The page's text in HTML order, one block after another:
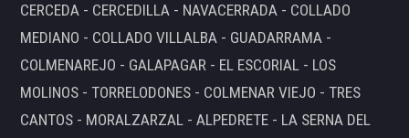
CERCEDA - CERCEDILLA - NAVACERRADA - COLLADO
MEDIANO - COLLADO VILLALBA - GUADARRAMA -
COLMENAREJO - GALAPAGAR - EL ESCORIAL - LOS
MOLINOS - TORRELODONES - COLMENAR VIEJO - TRES
CANTOS - MORALZARZAL - ALPEDRETE - LA SERNA DEL